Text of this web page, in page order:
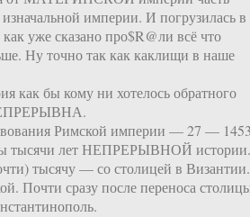
империи. И погрузилась в
уже сказано про$R@ли всё что
Ну точно так как каклищи в наше
как бы кому ни хотелось обратного
Римской империи — 27 —
тысячи лет НЕПРЕРЫВНОЙ истории.
тысячу — со столицей в Византии.
Почти сразу после переноса